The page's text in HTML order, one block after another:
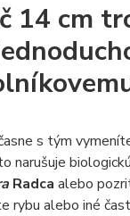
14 cm
s tým
narušuje
Radca alebo
rybu alebo iné